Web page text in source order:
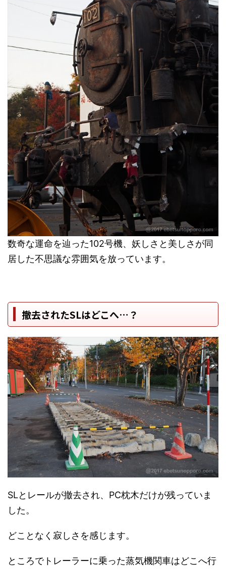
数奇な運命を辿った102号機、妖しさと美しさが同
居した不思議な雰囲気を放っています。
撤去されたSLはどこへ…？
SLとレールが撤去され、PC枕木だけが残っていま
した。
どことなく寂しさを感じます。
ところでトレーラーに乗った蒸気機関車はどこへ行